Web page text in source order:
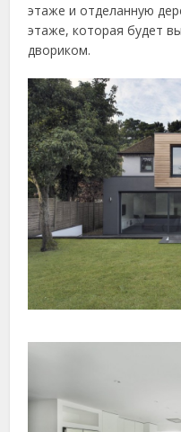
этаже и отделанную
этаже, которая будет
двориком.